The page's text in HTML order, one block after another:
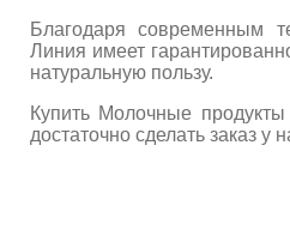
Благодаря современным
Линия имеет
натуральную пользу.
Купить Молочные
достаточно сделать заказ у